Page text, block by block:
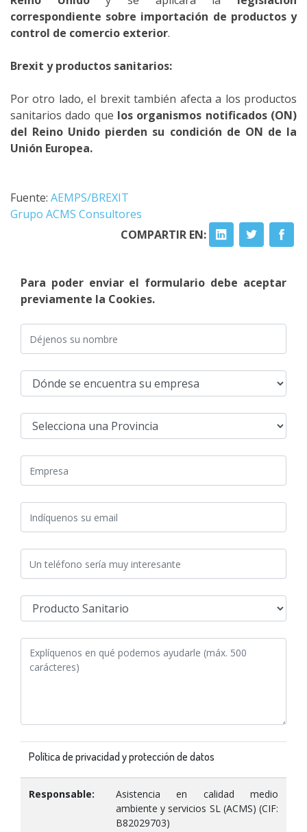
correspondiente sobre importación de productos y
control de comercio exterior.
Brexit y productos sanitarios:
Por otro lado, el brexit también afecta a los productos
sanitarios dado que los organismos notificados (ON)
del Reino Unido pierden su condición de ON de la
Unión Europea.
Fuente: AEMPS/BREXIT
Grupo ACMS Consultores
COMPARTIR EN:
Para poder enviar el formulario debe aceptar
previamente la Cookies.
Política de privacidad y protección de datos
Responsable:
Asistencia en calidad medio
ambiente y servicios SL (ACMS) (CIF:
B82029703)